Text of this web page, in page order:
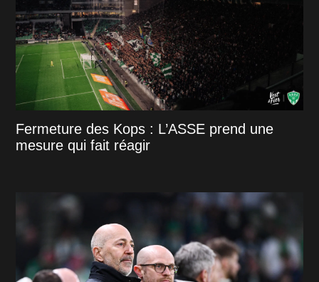
Fermeture des Kops : L’ASSE prend une
mesure qui fait réagir